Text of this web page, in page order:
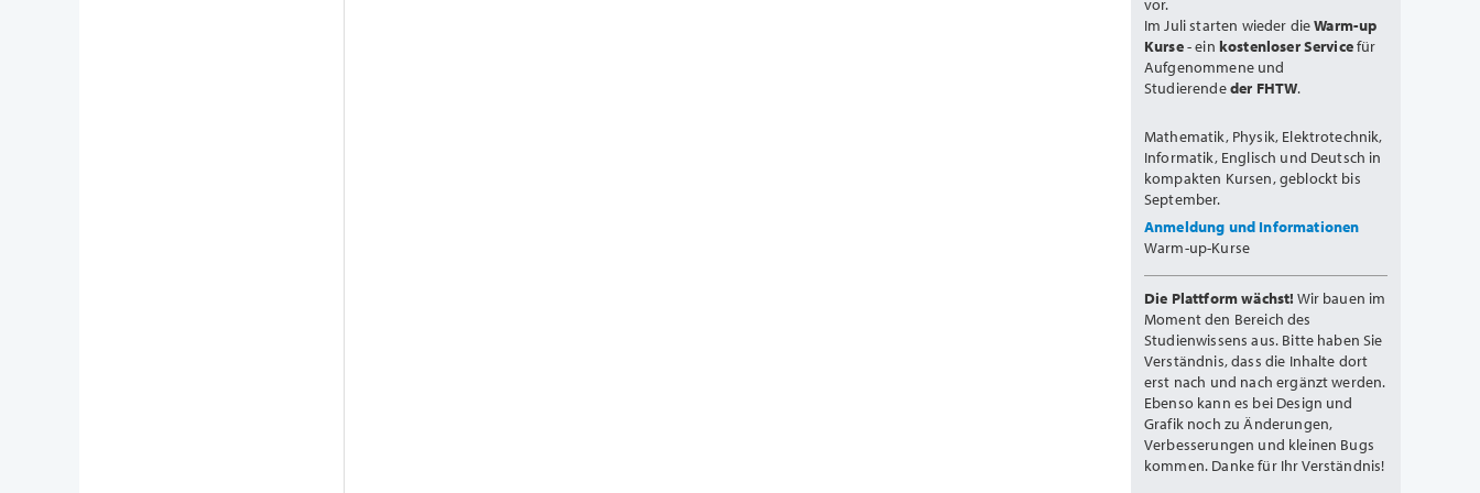
Im Juli starten wieder dieWarm-up
Kurse- ein kostenloser Servicefür
Aufgenommene und
Studierendeder FHTW.
Mathematik, Physik, Elektrotechnik,
Informatik, Englisch und Deutsch in
kompakten Kursen, geblockt bis
September.
Anmeldung und Informationen
Warm-up-Kurse
Die Plattform wächst! Wir bauen im
Moment den Bereich des
Studienwissens aus. Bitte haben Sie
Verständnis, dass die Inhalte dort
erst nach und nach ergänzt werden.
Ebenso kann es bei Design und
Grafik noch zu Änderungen,
Verbesserungen und kleinen Bugs
kommen. Danke für Ihr Verständnis!